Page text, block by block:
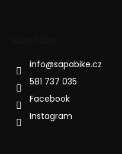
info@sapabike.cz
581 737 035
Facebook
Instagram